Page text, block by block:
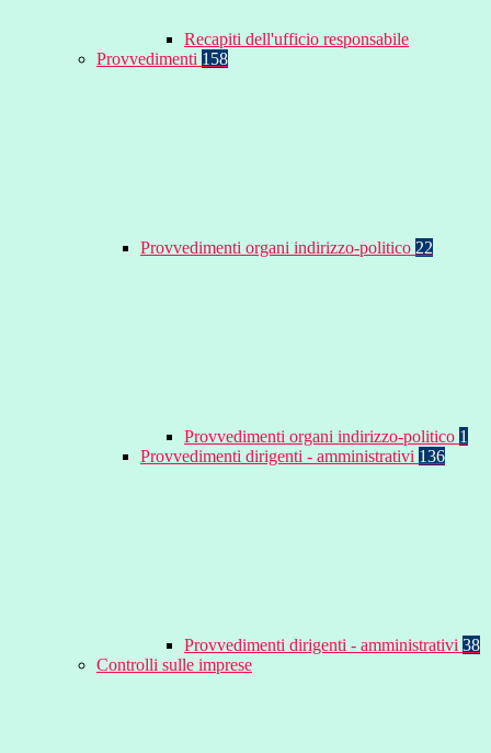
Recapiti dell'ufficio responsabile
Provvedimenti 158
Provvedimenti organi indirizzo-politico 22
Provvedimenti organi indirizzo-politico 1
Provvedimenti dirigenti - amministrativi 136
Provvedimenti dirigenti - amministrativi 38
Controlli sulle imprese